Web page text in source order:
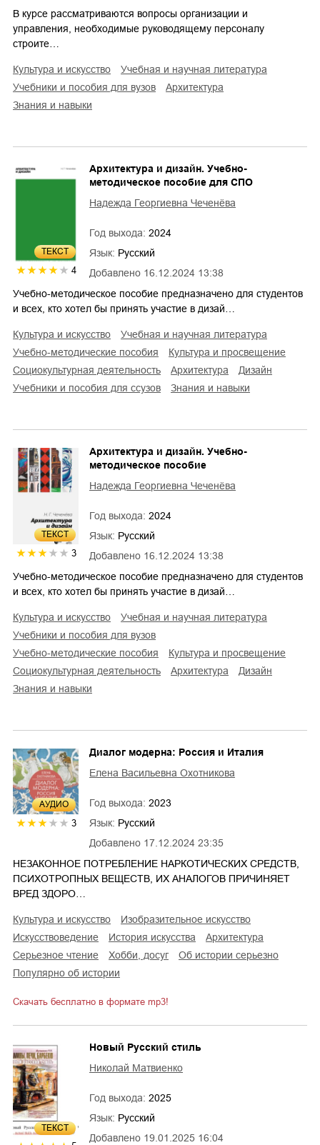
В курсе рассматриваются вопросы организации и
управления, необходимые руководящему персоналу
строите…
культура и искусство
учебная и научная литература
учебники и пособия для вузов
архитектура
знания и навыки
ТЕКСТ
4 Добавлено 16.12.2024 13:38
Архитектура и дизайн. Учебно-
методическое пособие для СПО
Надежда Георгиевна Чеченёва
Год выхода: 2024
Язык: Русский
Учебно-методическое пособие предназначено для студентов
и всех, кто хотел бы принять участие в дизай…
культура и искусство
учебная и научная литература
учебно-методические пособия
культура и просвещение
социокультурная деятельность
архитектура
дизайн
учебники и пособия для ссузов
знания и навыки
ТЕКСТ
3 Добавлено 16.12.2024 13:38
Архитектура и дизайн. Учебно-
методическое пособие
Надежда Георгиевна Чеченёва
Год выхода: 2024
Язык: Русский
Учебно-методическое пособие предназначено для студентов
и всех, кто хотел бы принять участие в дизай…
культура и искусство
учебная и научная литература
учебники и пособия для вузов
учебно-методические пособия
культура и просвещение
социокультурная деятельность
архитектура
дизайн
знания и навыки
AУДИО
3
Добавлено 17.12.2024 23:35
Диалог модерна: Россия и Италия
Елена Васильевна Охотникова
Год выхода: 2023
Язык: Русский
НЕЗАКОННОЕ ПОТРЕБЛЕНИЕ НАРКОТИЧЕСКИХ СРЕДСТВ,
ПСИХОТРОПНЫХ ВЕЩЕСТВ, ИХ АНАЛОГОВ ПРИЧИНЯЕТ
ВРЕД ЗДОРО…
культура и искусство
изобразительное искусство
искусствоведение
история искусства
архитектура
серьезное чтение
хобби, досуг
об истории серьезно
популярно об истории
Скачать бесплатно в формате mp3!
ТЕКСТ
Добавлено 19.01.2025 16:04
Новый Русский стиль
Николай Матвиенко
Год выхода: 2025
Язык: Русский